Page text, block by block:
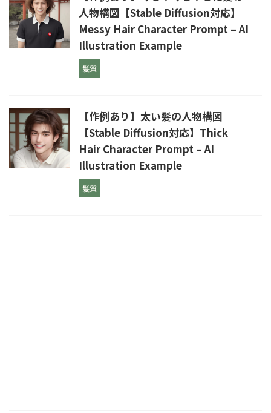
人物構図【Stable Diffusion対応】
Messy Hair Character Prompt – AI
Illustration Example
髪質
【作例あり】太い髪の人物構図
【Stable Diffusion対応】Thick
Hair Character Prompt – AI
Illustration Example
髪質